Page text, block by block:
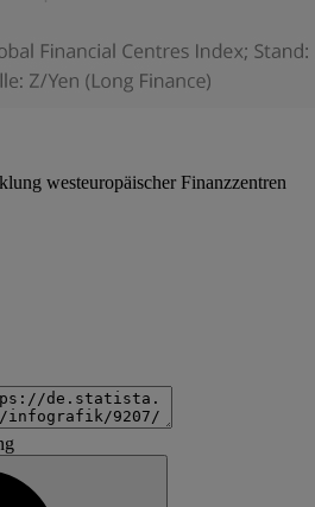
westeuropäischer Finanzzentren